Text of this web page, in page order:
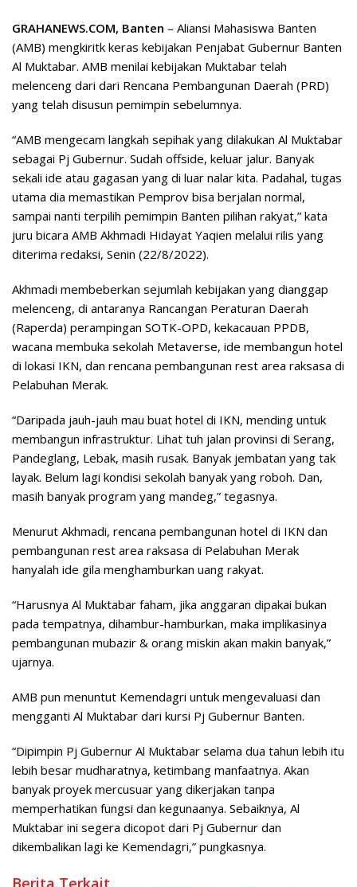
GRAHANEWS.COM, Banten – Aliansi Mahasiswa Banten
(AMB) mengkiritk keras kebijakan Penjabat Gubernur Banten
Al Muktabar. AMB menilai kebijakan Muktabar telah
melenceng dari dari Rencana Pembangunan Daerah (PRD)
yang telah disusun pemimpin sebelumnya.
“AMB mengecam langkah sepihak yang dilakukan Al Muktabar
sebagai Pj Gubernur. Sudah offside, keluar jalur. Banyak
sekali ide atau gagasan yang di luar nalar kita. Padahal, tugas
utama dia memastikan Pemprov bisa berjalan normal,
sampai nanti terpilih pemimpin Banten pilihan rakyat,” kata
juru bicara AMB Akhmadi Hidayat Yaqien melalui rilis yang
diterima redaksi, Senin (22/8/2022).
Akhmadi membeberkan sejumlah kebijakan yang dianggap
melenceng, di antaranya Rancangan Peraturan Daerah
(Raperda) perampingan SOTK-OPD, kekacauan PPDB,
wacana membuka sekolah Metaverse, ide membangun hotel
di lokasi IKN, dan rencana pembangunan rest area raksasa di
Pelabuhan Merak.
“Daripada jauh-jauh mau buat hotel di IKN, mending untuk
membangun infrastruktur. Lihat tuh jalan provinsi di Serang,
Pandeglang, Lebak, masih rusak. Banyak jembatan yang tak
layak. Belum lagi kondisi sekolah banyak yang roboh. Dan,
masih banyak program yang mandeg,” tegasnya.
Menurut Akhmadi, rencana pembangunan hotel di IKN dan
pembangunan rest area raksasa di Pelabuhan Merak
hanyalah ide gila menghamburkan uang rakyat.
“Harusnya Al Muktabar faham, jika anggaran dipakai bukan
pada tempatnya, dihambur-hamburkan, maka implikasinya
pembangunan mubazir & orang miskin akan makin banyak,”
ujarnya.
AMB pun menuntut Kemendagri untuk mengevaluasi dan
mengganti Al Muktabar dari kursi Pj Gubernur Banten.
“Dipimpin Pj Gubernur Al Muktabar selama dua tahun lebih itu
lebih besar mudharatnya, ketimbang manfaatnya. Akan
banyak proyek mercusuar yang dikerjakan tanpa
memperhatikan fungsi dan kegunaanya. Sebaiknya, Al
Muktabar ini segera dicopot dari Pj Gubernur dan
dikembalikan lagi ke Kemendagri,” pungkasnya.